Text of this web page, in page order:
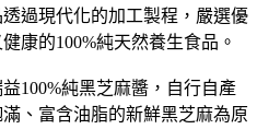
過現代化的加工製程，嚴選優
康的100%純天然養生食品。
100%純黑芝麻醬，自行自產
、富含油脂的新鮮黑芝麻為原